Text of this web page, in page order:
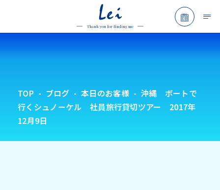
Lei
Thank you for finding me
予約フ
TOP ブログ 本日のお客様
沖縄 ボートで
行くシュノーケル 社員旅行貸切ツアー 2017年
12月9日